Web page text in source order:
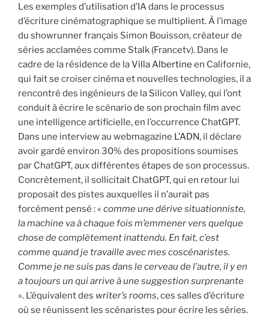
Les exemples d’utilisation d’IA dans le processus
d’écriture cinématographique se multiplient. À l’image
du showrunner français Simon Bouisson, créateur de
séries acclamées comme Stalk (Francetv). Dans le
cadre de la résidence de laVilla Albertine en Californie,
qui fait se croiser cinéma et nouvelles technologies, il a
rencontré des ingénieurs de la Silicon Valley, qui l’ont
conduit à écrire le scénario de son prochain film avec
une intelligence artificielle, en l’occurrence ChatGPT.
Dans une interview au webmagazine L’ADN, il déclare
avoir gardé environ 30% des propositions soumises
par ChatGPT, aux différentes étapes de son processus.
Concrètement, il sollicitait ChatGPT, qui en retour lui
proposait des pistes auxquelles il n’aurait pas
forcément pensé : « comme une dérive situationniste,
la machine va à chaque fois m’emmener vers quelque
chose de complètement inattendu. En fait, c’est
comme quand je travaille avec mes coscénaristes.
Comme je ne suis pas dans le cerveau de l’autre, il y en
a toujours un qui arrive à une suggestion surprenante
». L’équivalent des writer’s rooms, ces salles d’écriture
où se réunissent les scénaristes pour écrire les séries.